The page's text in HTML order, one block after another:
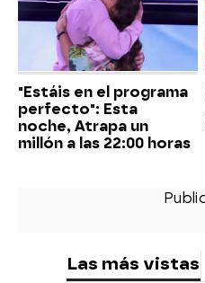
"Estáis en el programa
perfecto": Esta
noche, Atrapa un
millón a las 22:00 horas
Las más vistas